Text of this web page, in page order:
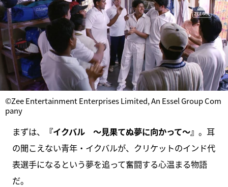
©Zee Entertainment Enterprises Limited, An Essel Group Com
pany
まずは、 『イクバル ～見果てぬ夢に向かって～』 。耳
の聞こえない青年・イクバルが、クリケットのインド代
表選手になるという夢を追って奮闘する心温まる物語
だ。